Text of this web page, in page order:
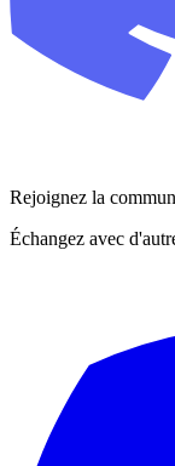
Rejoignez la
Échangez avec